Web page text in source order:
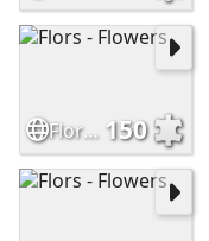
Flors - Flowers 150